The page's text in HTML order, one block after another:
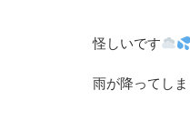
怪しいです
雨が降ってし